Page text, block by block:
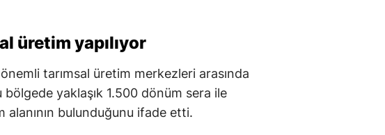
üretim yapılıyor
tarımsal üretim merkezleri arasında
yaklaşık 1.500 dönüm sera ile
bulunduğunu ifade etti.